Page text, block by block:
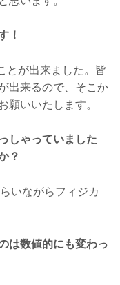
！
とが出来ました。皆
出来るので、そこか
願いいたします。
しゃっていました
？
いながらフィジカ
は数値的にも変わっ